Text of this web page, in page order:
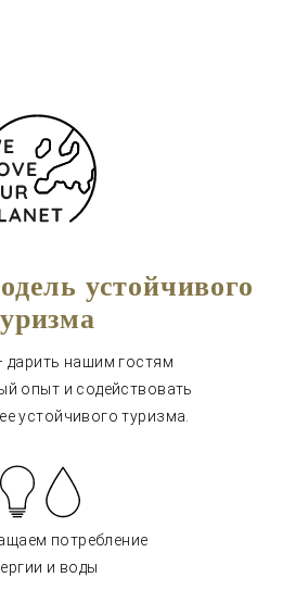
устойчивого
дарить нашим гостям
опыт и содействовать
устойчивого туризма.
потребление
и воды